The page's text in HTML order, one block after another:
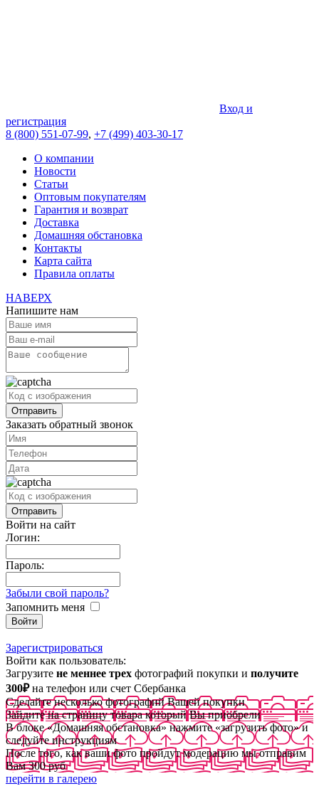
Вход и
регистрация
8 (800) 551-07-99, +7 (499) 403-30-17
О компании
Новости
Статьи
Оптовым покупателям
Гарантия и возврат
Доставка
Домашняя обстановка
Контакты
Карта сайта
Правила оплаты
НАВЕРХ
Напишите нам
Заказать обратный звонок
Войти на сайт
Логин:
Пароль:
Забыли свой пароль?
Запомнить меня
Зарегистрироваться
Войти как пользователь:
Загрузите не меннее трех фотографий покупки и получите
300₽на телефон или счет Сбербанка
Сделайте несколько фотографий Вашей покупки
Зайдите на страницу товара который Вы приобрели
В блоке «Домашняя обстановка» нажмите «загрузить фото» и
следуйте инструкциям
После того, как ваши фото пройдут модерацию мы отправим
Вам 300 руб
перейти в галерею